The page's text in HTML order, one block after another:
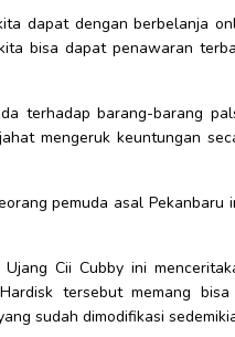
dapat dengan berbelanja
bisa dapat penawaran
terhadap barang-barang
mengeruk keuntungan
pemuda asal Pekanbaru
Cii Cubby ini
tersebut memang
sudah dimodifikasi